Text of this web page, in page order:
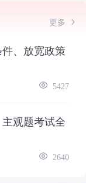
更多
、放宽政策
5427
观题考试全
2640